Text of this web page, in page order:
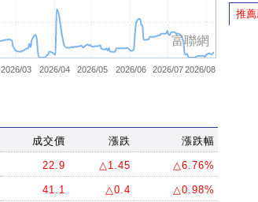
2026/03 2026/04 2026/05 2026/06 2026/072026/08
富聯網
成交價 漲跌 漲跌幅
22.9 △1.45 △6.76%
41.1 △0.4 △0.98%
推